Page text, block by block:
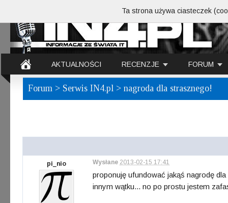
AKTUALNOŚCI RECENZJE FORUM
Forum > Serwis IN4.pl > nagroda dla strasznego!
pi_nio Wysłane 2013-02-15 17:41
proponuję ufundować jakąś nagrodę
innym wątku... no po prostu jestem
Ta strona używa ciasteczek